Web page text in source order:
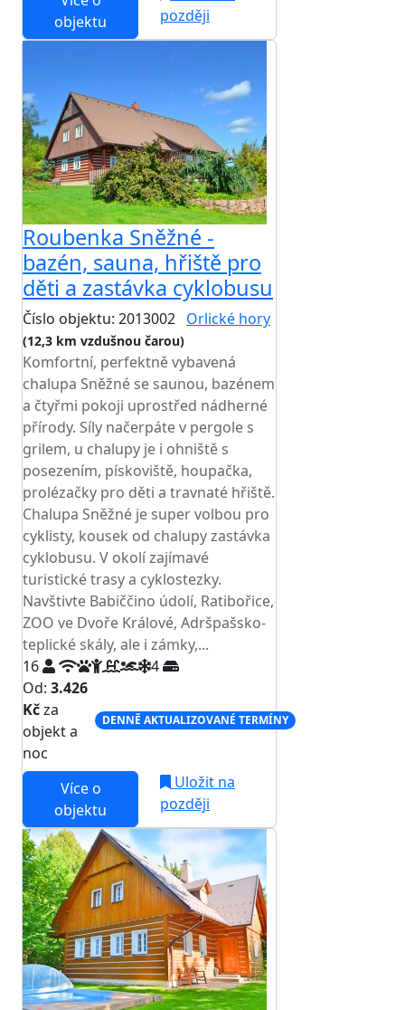
objektu
později
Roubenka Sněžné -
bazén, sauna, hřiště pro
děti a zastávka cyklobusu
Číslo objektu: 2013002 Orlické hory
(12,3 km vzdušnou čarou)
Komfortní, perfektně vybavená
chalupa Sněžné se saunou, bazénem
a čtyřmi pokoji uprostřed nádherné
přírody. Síly načerpáte v pergole s
grilem, u chalupy je i ohniště s
posezením, pískoviště, houpačka,
prolézačky pro děti a travnaté hřiště.
Chalupa Sněžné je super volbou pro
cyklisty, kousek od chalupy zastávka
cyklobusu. V okolí zajímavé
turistické trasy a cyklostezky.
Navštivte Babiččino údolí, Ratibořice,
ZOO ve Dvoře Králové, Adršpašsko-
teplické skály, ale i zámky,...
16
4
Od: 3.426
Kčza
objekt a
noc
DENNĚ AKTUALIZOVANÉ TERMÍNY
Více o
objektu
Uložit na
později